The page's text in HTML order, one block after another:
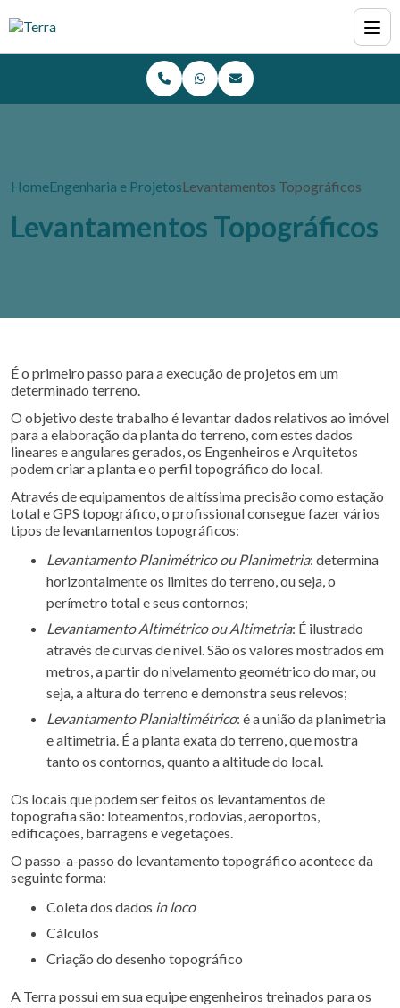
HomeEngenharia e ProjetosLevantamentos Topográficos
Levantamentos Topográficos
É o primeiro passo para a execução de projetos em um
determinado terreno.
O objetivo deste trabalho é levantar dados relativos ao imóvel
para a elaboração da planta do terreno, com estes dados
lineares e angulares gerados, os Engenheiros e Arquitetos
podem criar a planta e o perfil topográfico do local.
Através de equipamentos de altíssima precisão como estação
total e GPS topográfico, o profissional consegue fazer vários
tipos de levantamentos topográficos:
Levantamento Planimétrico ou Planimetria: determina
horizontalmente os limites do terreno, ou seja, o
perímetro total e seus contornos;
Levantamento Altimétrico ou Altimetria: É ilustrado
através de curvas de nível. São os valores mostrados em
metros, a partir do nivelamento geométrico do mar, ou
seja, a altura do terreno e demonstra seus relevos;
Levantamento Planialtimétrico: é a união da planimetria
e altimetria. É a planta exata do terreno, que mostra
tanto os contornos, quanto a altitude do local.
Os locais que podem ser feitos os levantamentos de
topografia são: loteamentos, rodovias, aeroportos,
edificações, barragens e vegetações.
O passo-a-passo do levantamento topográfico acontece da
seguinte forma:
Coleta dos dados in loco
Cálculos
Criação do desenho topográfico
A Terra possui em sua equipe engenheiros treinados para os